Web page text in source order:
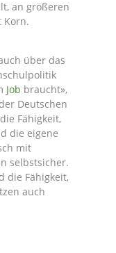
an größeren
Korn.
über das
Job braucht»,
Deutschen
Fähigkeit,
die eigene
mit
selbstsicher.
die Fähigkeit,
auch